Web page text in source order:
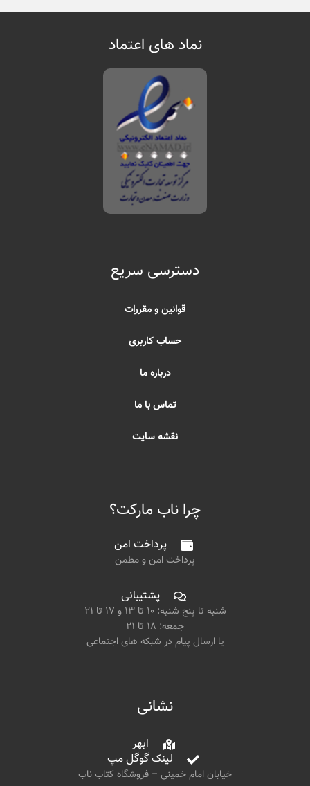
نماد های اعتماد
دسترسی سریع
قوانین و مقررات
حساب کاربری
درباره ما
تماس با ما
نقشه سایت
چرا ناب مارکت؟
پرداخت امن
پرداخت امن و مطمن
پشتیبانی
شنبه تا پنج شنبه: ۱۰ تا ۱۳ و ۱۷ تا ۲۱
جمعه: ۱۸ تا ۲۱
یا ارسال پیام در شبکه های اجتماعی
نشانی
ابهر
لینک گوگل مپ
خیابان امام خمینی – فروشگاه کتاب ناب